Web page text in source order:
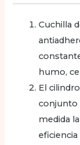
Cuchilla
humo,
El
conjunto
medida